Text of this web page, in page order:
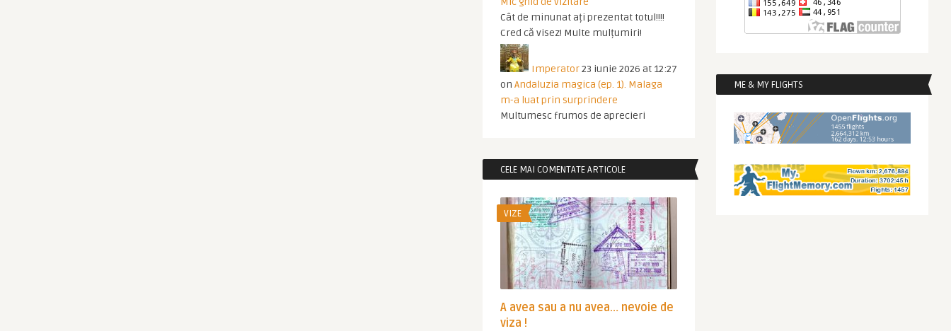
Cât de minunat ați prezentat totul!!!!
Cred că visez! Multe mulțumiri!
Imperator23 iunie 2026 at 12:27
on Andaluzia magica (ep. 1). Malaga
m-a luat prin surprindere
Multumesc frumos de aprecieri
CELE MAI COMENTATE ARTICOLE
VIZE
A avea sau a nu avea… nevoie de
viza !
ME & MY FLIGHTS